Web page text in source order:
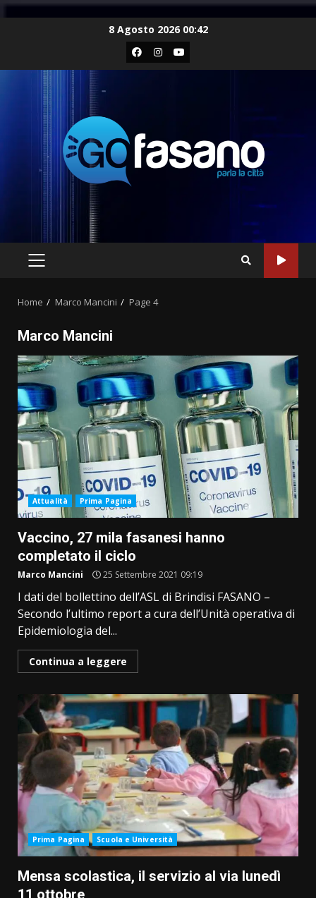
8 Agosto 2026 00:42
Facebook
Instagram
Youtube
PRIMARY
Home Marco Mancini Page 4
Marco Mancini
Attualità Prima Pagina
Vaccino, 27 mila fasanesi hanno
completato il ciclo
Marco Mancini 25 Settembre 2021 09:19
I dati del bollettino dell’ASL di Brindisi FASANO –
Secondo l’ultimo report a cura dell’Unità operativa di
Epidemiologia del...
Continua a leggere
Prima Pagina Scuola e Università
Mensa scolastica, il servizio al via lunedì